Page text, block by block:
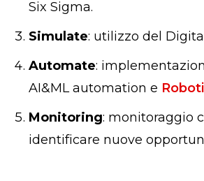
Six Sigma.
Simulate: utilizzo del
Automate:
AI&ML automation e
Monitoring: monitoraggio
identificare nuove